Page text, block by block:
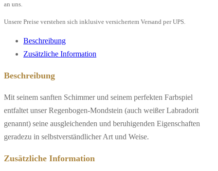
an uns.
Unsere Preise verstehen sich inklusive versichertem Versand per UPS.
Beschreibung
Zusätzliche Information
Beschreibung
Mit seinem sanften Schimmer und seinem perfekten Farbspiel
entfaltet unser Regenbogen-Mondstein (auch weißer Labradorit
genannt) seine ausgleichenden und beruhigenden Eigenschaften
geradezu in selbstverständlicher Art und Weise.
Zusätzliche Information